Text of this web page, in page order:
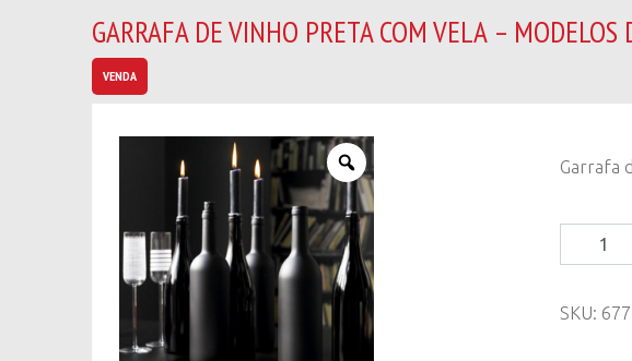
GARRAFA DE VINHO PRETA COM VELA – MODELOS
VENDA
Garrafa
Garrafa
de
preta
SKU: